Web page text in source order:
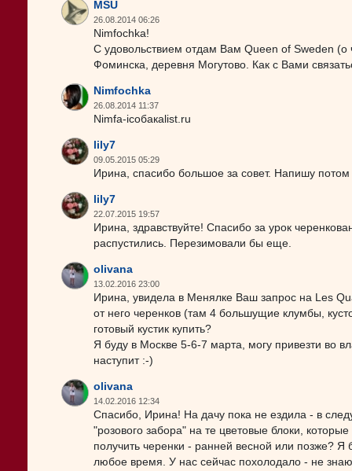
MSU
26.08.2014 06:26
Nimfochka!
С удовольствием отдам Вам Queen of Sweden
Фоминска, деревня Могутово. Как с Вами
Nimfochka
26.08.2014 11:37
Nimfa-iсобакаlist.ru
lily7
09.05.2015 05:29
Ирина, спасибо большое за совет. Напишу потом
lily7
22.07.2015 19:57
Ирина, здравствуйте! Спасибо за урок
распустились. Перезимовали бы еще.
olivana
13.02.2016 23:00
Ирина, увидела в Менялке Ваш запрос на Les
от него черенков (там 4 большущие клумбы,
готовый кустик купить?
Я буду в Москве 5-6-7 марта, могу привезти во
наступит :-)
olivana
14.02.2016 12:34
Спасибо, Ирина! На дачу пока не ездила - в
"розового забора" на те цветовые блоки,
получить черенки - ранней весной или позже?
любое время. У нас сейчас похолодало - не